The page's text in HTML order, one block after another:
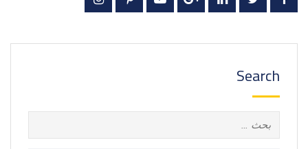
Search
البحث
عن: